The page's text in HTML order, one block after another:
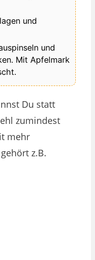
und
und
Mit Apfelmark
Du statt
zumindest
mehr
z.B.